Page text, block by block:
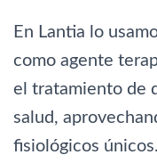
En Lantia lo
como agente
el tratamiento de
salud,
fisiológicos únicos.